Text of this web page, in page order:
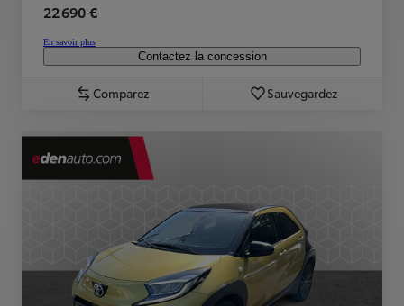
22 690 €
En savoir plus
Contactez la concession
Comparez Sauvegardez